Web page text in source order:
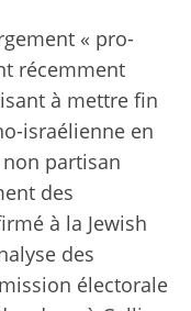
« pro-
récemment
à mettre fin
israélienne en
partisan
des
à la Jewish
des
électorale